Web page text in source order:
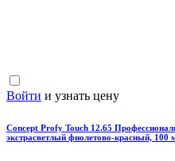
Войти и узнать цену
Concept Profy Touch 12.65
экстрасветлый фиолетово-красный, 100